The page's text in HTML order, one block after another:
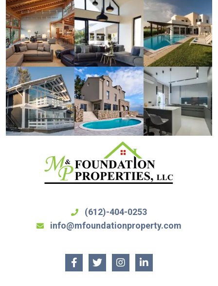
(612)-404-0253
info@mfoundationproperty.com